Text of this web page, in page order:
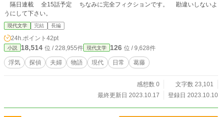
隔日連載 全15話予定 ちなみに完全フィクションです。 勘違いしないよ
うにして下さい。
現代文学 完結 長編
24h.ポイント 42pt
小説 18,514 位 / 228,955件 現代文学 126 位 / 9,628件
浮気 探偵 夫婦 物語 現代 日常 葛藤
感想数 0
文字数 23,101
最終更新日 2023.10.17
登録日 2023.10.10